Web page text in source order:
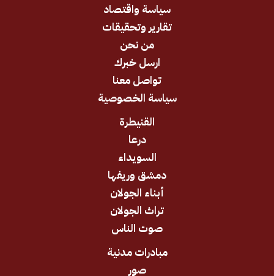
سياسة واقتصاد
تقارير وتحقيقات
ارسل خبرك
تواصل معنا
سياسة الخصوصية
دمشق وريفها
أبناء الجولان
تراث الجولان
صوت الناس
مبادرات مدنية